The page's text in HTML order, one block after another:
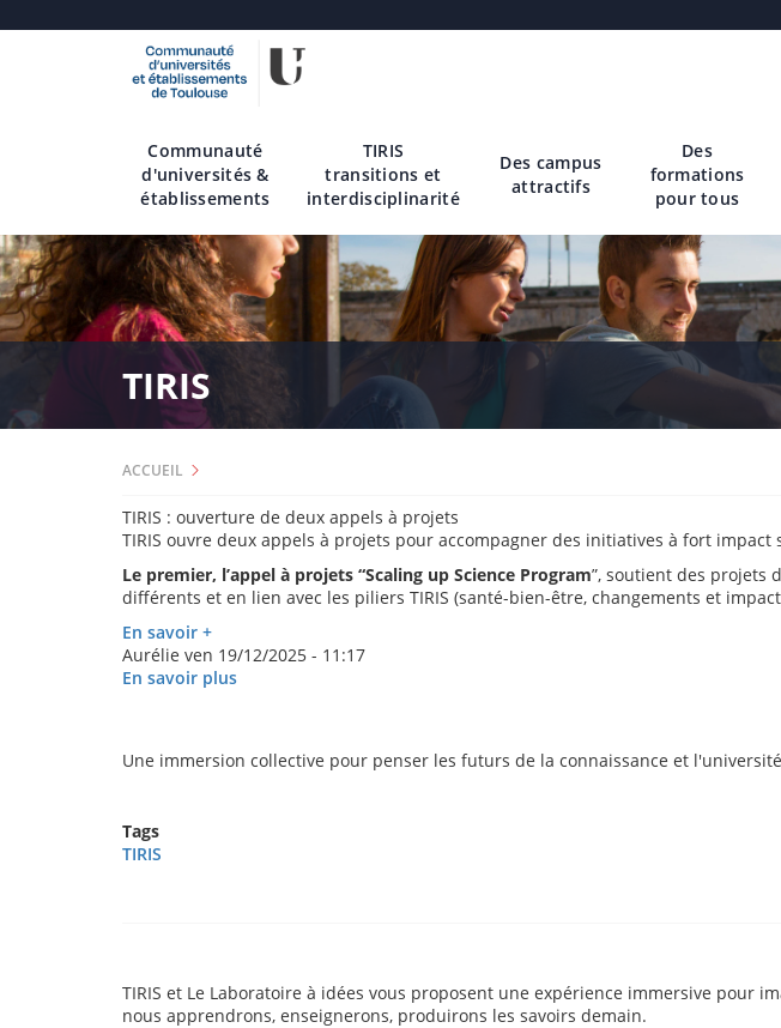
Communauté
d'universités &
établissements
TIRIS
transitions et
interdisciplinarité
Des campus
attractifs
Des
formations
pour tous
TIRIS
ACCUEIL
TIRIS : ouverture de deux appels à projets
TIRIS ouvre deux appels à projets pour accompagner des initiatives à fort
Le premier, l’appel à projets “Scaling up Science Program”, soutient des projets
différents et en lien avec les piliers TIRIS (santé-bien-être, changements et
En savoir +
Aurélie ven 19/12/2025 - 11:17
En savoir plus
de
Une immersion collective pour penser les futurs de la connaissance et
Tags
TIRIS
TIRIS et Le Laboratoire à idées vous proposent une expérience immersive pour
nous apprendrons, enseignerons, produirons les savoirs demain.